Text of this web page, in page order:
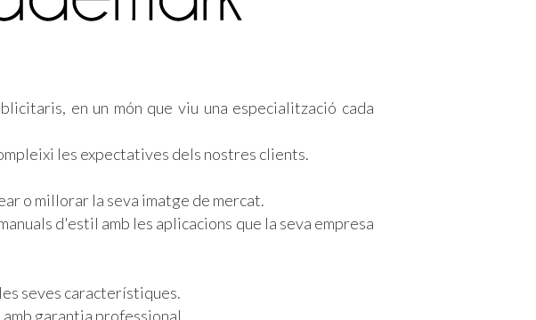
en un món que viu una especialització cada
les expectatives dels nostres clients.
o millorar la seva imatge de mercat.
d'estil amb les aplicacions que la seva empresa
seves característiques.
garantia professional.